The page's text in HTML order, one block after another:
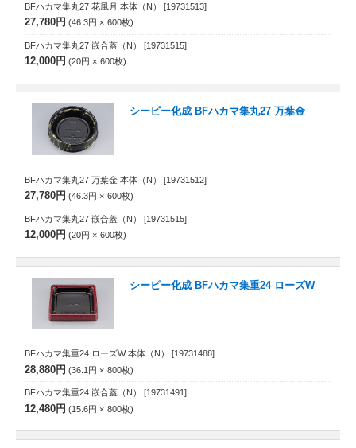
BFハカマ集丸27 花風月 本体（N） [19731513]
27,780円 46.3円 600枚
BFハカマ集丸27 嵌合蓋（N） [19731515]
12,000円 20円 600枚
シーピー化成 BFハカマ集丸27 万葉金
BFハカマ集丸27 万葉金 本体（N） [19731512]
27,780円 46.3円 600枚
BFハカマ集丸27 嵌合蓋（N） [19731515]
12,000円 20円 600枚
シーピー化成 BFハカマ集重24 ローズW
BFハカマ集重24 ローズW 本体（N） [19731488]
28,880円 36.1円 800枚
BFハカマ集重24 嵌合蓋（N） [19731491]
12,480円 15.6円 800枚